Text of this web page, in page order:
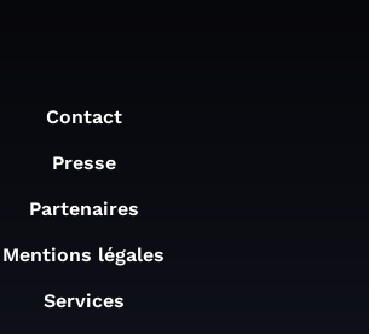
Contact
Presse
Partenaires
Mentions légales
Services